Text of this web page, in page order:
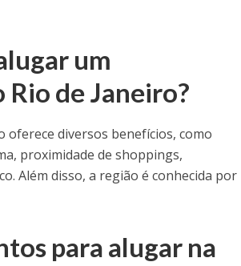
um
de Janeiro?
oferece diversos benefícios, como
proximidade de shoppings,
Além disso, a região é conhecida por
para alugar na